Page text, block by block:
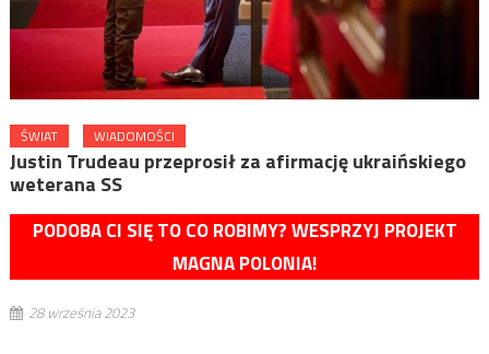
ŚWIAT WIADOMOŚCI
Justin Trudeau przeprosił za afirmację ukraińskiego
weterana SS
PODOBA CI SIĘ TO CO ROBIMY? WESPRZYJ PROJEKT
MAGNA POLONIA!
28 września 2023